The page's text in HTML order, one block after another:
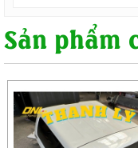
Sản phẩm